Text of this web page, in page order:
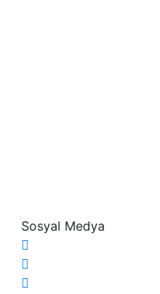
Sosyal Medya